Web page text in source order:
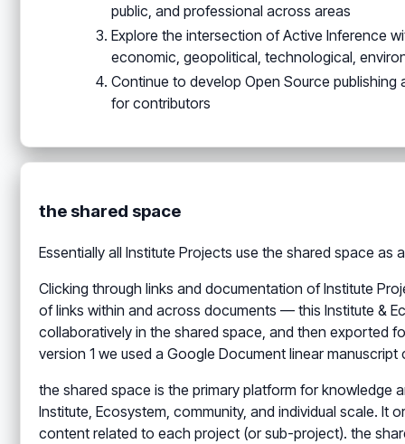
public, and professional across areas
Explore the intersection of Active Inference
economic, geopolitical, technological,
Continue to develop Open Source
for contributors
the shared space
Essentially all Institute Projects use the shared space as
Clicking through links and documentation of Institute
of links within and across documents — this Institute &
collaboratively in the shared space, and then exported
version 1 we used a Google Document linear
the shared space is the primary platform for knowledge
Institute, Ecosystem, community, and individual scale. It
content related to each project (or sub-project). the